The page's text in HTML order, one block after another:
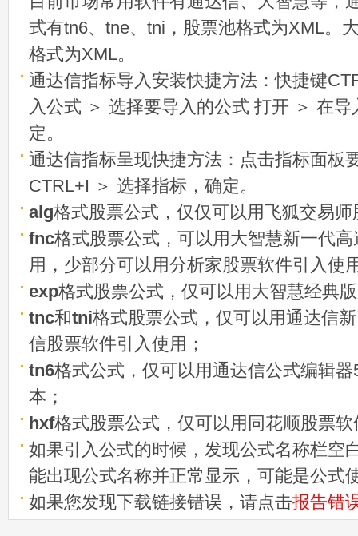
式有tn6、tne、tni，股票池格式为XML。
格式为XML。
通达信指标导入安装快捷方法：快捷键
入公式 ＞ 选择要导入的公式 打开 ＞ 在
定。
通达信指标呈现快捷方法：点击指标面板
CTRL+I ＞ 选择指标，确定。
alg格式股票公式，仅仅可以用飞狐交易
fnc格式股票公式，可以用大智慧新一代
用，少部分可以用分析家股票软件引入使
exp格式股票公式，仅可以用大智慧经典
tnc和tni格式股票公式，仅可以用通达信
信股票软件引入使用；
tn6格式公式，仅可以用通达信公式编辑
本；
hxf格式股票公式，仅可以用同花顺股票
如果引入公式的时候，发现公式名称栏空
能出现公式名称并正常显示，可能是公式
如果您发现下载链接错误，请点击报告错